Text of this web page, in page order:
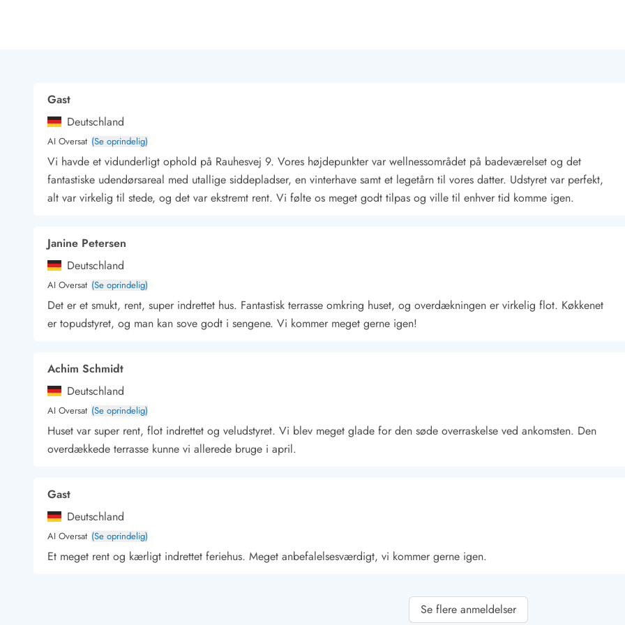
Minigolf i Vestjylland
Svømmehaller og badelande
Golfferie i sommerhus
Fitness og træning
Rideskoler/Ponyridning
Vandski for hele familien
Sejlads langs Vestkysten
Kulturaktiviteter
Historiske museer
Kunstmuseer
Kunsthåndværk og gallerier
Sandskulpturfestival
Hold jul i sommerhuset
Vikingetiden i Danmark
Kontakt Fanø
Feriehusudlejning siden 1965
Bæredygtighed
Gæsterne siger
Nyhedsbrev
Sponsorater - Esmark støtter
Gast
Deutschland
AI Oversat (Se oprindelig)
Vi havde et vidunderligt ophold på Rauhesvej 9. Vores højdepunkter var wellnessområdet på badeværelset og det
fantastiske udendørsareal med utallige siddepladser, en vinterhave samt et legetårn til vores datter. Udstyret var perfekt,
alt var virkelig til stede, og det var ekstremt rent. Vi følte os meget godt tilpas og ville til enhver tid komme igen.
Janine Petersen
Deutschland
AI Oversat (Se oprindelig)
Det er et smukt, rent, super indrettet hus. Fantastisk terrasse omkring huset, og overdækningen er virkelig flot. Køkkenet
er topudstyret, og man kan sove godt i sengene. Vi kommer meget gerne igen!
Achim Schmidt
Deutschland
AI Oversat (Se oprindelig)
Huset var super rent, flot indrettet og veludstyret. Vi blev meget glade for den søde overraskelse ved ankomsten. Den
overdækkede terrasse kunne vi allerede bruge i april.
Gast
Deutschland
AI Oversat (Se oprindelig)
Et meget rent og kærligt indrettet feriehus. Meget anbefalelsesværdigt, vi kommer gerne igen.
Se flere anmeldelser